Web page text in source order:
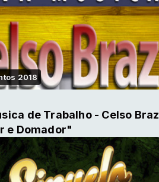
2018
de Trabalho - Celso Braz
e Domador"